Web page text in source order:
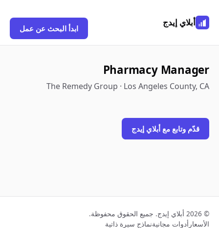
أبلاي إيدج
ابدأ البحث عن عمل
Pharmacy Manager
The Remedy Group · Los Angeles County, CA
قدّم وتابع مع أبلاي إيدج
© 2026 أبلاي إيدج. جميع الحقوق محفوظة.
الأسعار أدوات مجانيةنماذج سيرة ذاتية